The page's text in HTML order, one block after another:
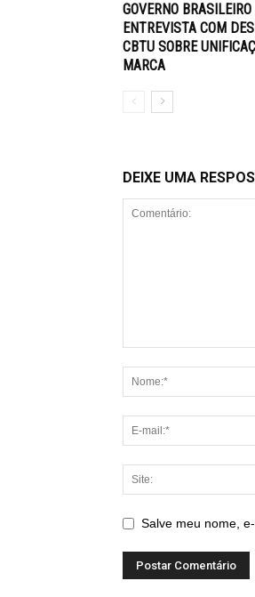
GOVERNO
ENTREVISTA COM
CBTU SOBRE
MARCA
DEIXE UMA
Salve meu nome,